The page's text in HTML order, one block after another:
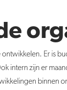
ontwikkelen. Er is
intern zijn er
binnen